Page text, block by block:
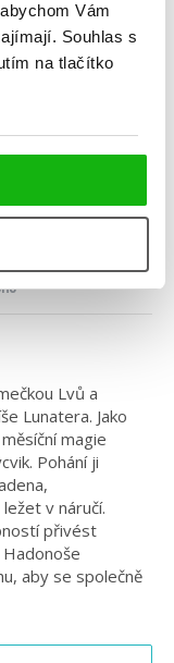
Vám
Souhlas s
na tlačítko
Lvů a
Lunatera. Jako
magie
Pohání ji
v náručí.
přivést
aby se společně